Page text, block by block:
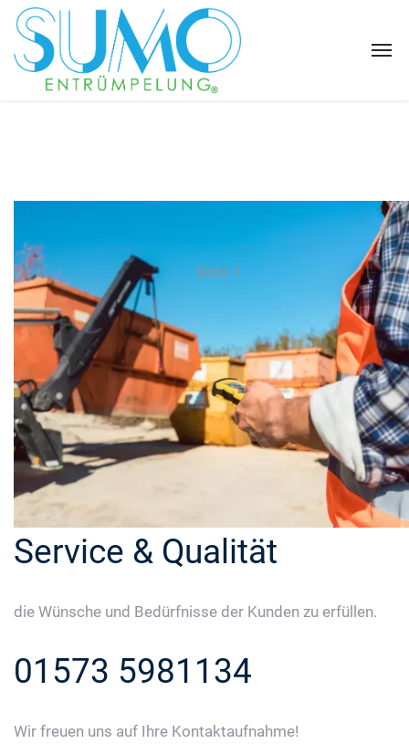
Slide 1
Service & Qualität
die Wünsche und Bedürfnisse der Kunden zu erfüllen.
01573 5981134
Wir freuen uns auf Ihre Kontaktaufnahme!